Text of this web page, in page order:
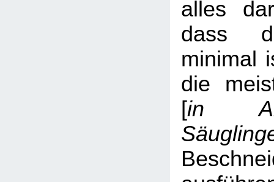
alles
dass
minimal
die
[in